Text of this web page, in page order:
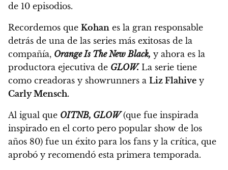
de 10 episodios.
Recordemos que Kohan es la gran responsable
detrás de una de las series más exitosas de la
compañía, Orange Is The New Black, y ahora es la
productora ejecutiva de GLOW.La serie tiene
como creadoras y showrunners a Liz Flahive y
Carly Mensch.
Al igual que OITNB, GLOW(que fue inspirada
inspirado en el corto pero popular show de los
años 80) fue un éxito para los fans y la crítica, que
aprobó y recomendó esta primera temporada.